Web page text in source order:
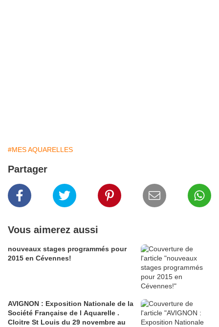
#MES AQUARELLES
Partager
Vous aimerez aussi
nouveaux stages programmés pour
2015 en Cévennes!
AVIGNON : Exposition Nationale de la
Société Française de l Aquarelle .
Cloitre St Louis du 29 novembre au